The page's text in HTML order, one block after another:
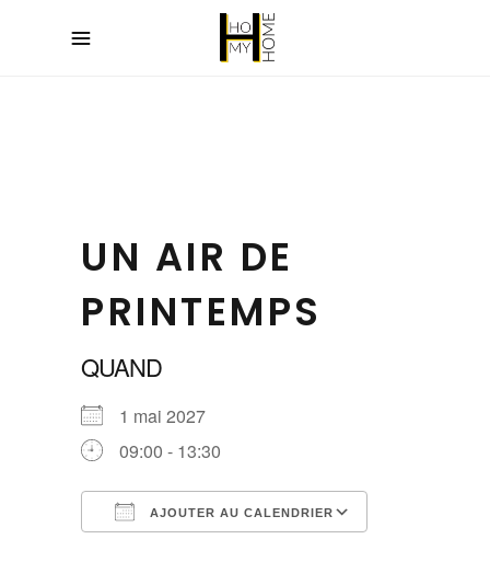
UN AIR DE
PRINTEMPS
QUAND
1 mai 2027
09:00 - 13:30
AJOUTER AU CALENDRIER